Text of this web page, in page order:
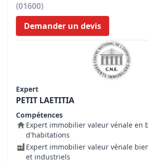
(01600)
Demander un devis
Expert
PETIT LAETITIA
Compétences
Expert immobilier valeur vénale en
d'habitations
Expert immobilier valeur vénale
et industriels